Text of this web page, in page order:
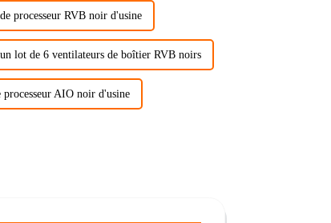
processeur RVB noir d'usine
lot de 6 ventilateurs de boîtier RVB noirs
processeur AIO noir d'usine